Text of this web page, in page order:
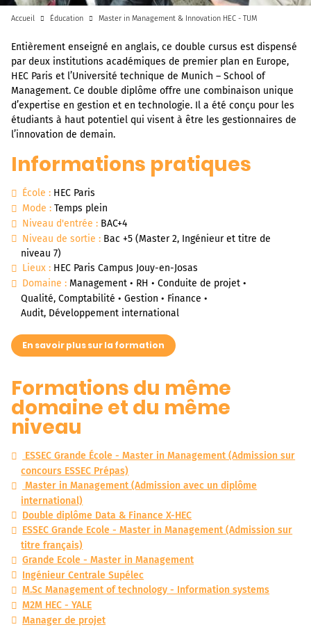
Accueil Éducation Master in Management & Innovation HEC - TUM
Entièrement enseigné en anglais, ce double cursus est dispensé
par deux institutions académiques de premier plan en Europe,
HEC Paris et l’Université technique de Munich – School of
Management. Ce double diplôme offre une combinaison unique
d’expertise en gestion et en technologie. Il a été conçu pour les
étudiants à haut potentiel qui visent à être les gestionnaires de
l’innovation de demain.
Informations pratiques
École : HEC Paris
Mode : Temps plein
Niveau d'entrée : BAC+4
Niveau de sortie : Bac +5 (Master 2, Ingénieur et titre de
niveau 7)
Lieux : HEC Paris Campus Jouy-en-Josas
Domaine : Management • RH • Conduite de projet •
Qualité, Comptabilité • Gestion • Finance •
Audit, Développement international
En savoir plus sur la formation
Formations du même
domaine et du même
niveau
ESSEC Grande École - Master in Management (Admission sur
concours ESSEC Prépas)
Master in Management (Admission avec un diplôme
international)
Double diplôme Data & Finance X-HEC
ESSEC Grande Ecole - Master in Management (Admission sur
titre français)
Grande Ecole - Master in Management
Ingénieur Centrale Supélec
M.Sc Management of technology - Information systems
M2M HEC - YALE
Manager de projet